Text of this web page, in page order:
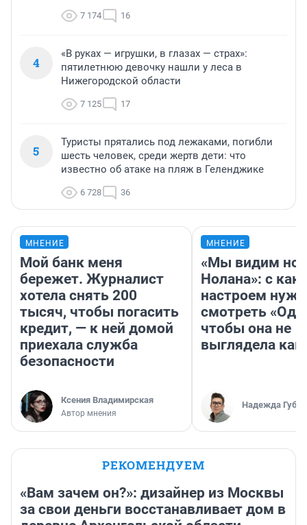
7 174 16
4
«В руках — игрушки, в глазах — страх»:
пятилетнюю девочку нашли у леса в
Нижегородской области
7 125 17
5
Туристы прятались под лежаками, погибли
шесть человек, среди жертв дети: что
известно об атаке на пляж в Геленджике
6 728 36
МНЕНИЕ
Мой банк меня
бережет. Журналист
хотела снять 200
тысяч, чтобы погасить
кредит, — к ней домой
приехала служба
безопасности
Ксения Владимирская
Автор мнения
МНЕНИЕ
«Мы видим
Нолана»: с
настроем
смотреть
чтобы она не
выглядела как
Надежда
РЕКОМЕНДУЕМ
«Вам зачем он?»: дизайнер из Москвы
за свои деньги восстанавливает дом в